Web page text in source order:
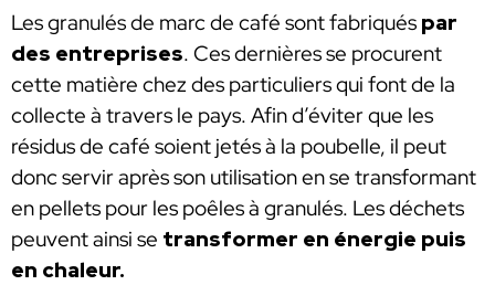
Les granulés de marc de café sont fabriqués par
des entreprises. Ces dernières se procurent
cette matière chez des particuliers qui font de la
collecte à travers le pays. Afin d’éviter que les
résidus de café soient jetés à la poubelle, il peut
donc servir après son utilisation en se transformant
en pellets pour les poêles à granulés. Les déchets
peuvent ainsi se transformer en énergie puis
en chaleur.